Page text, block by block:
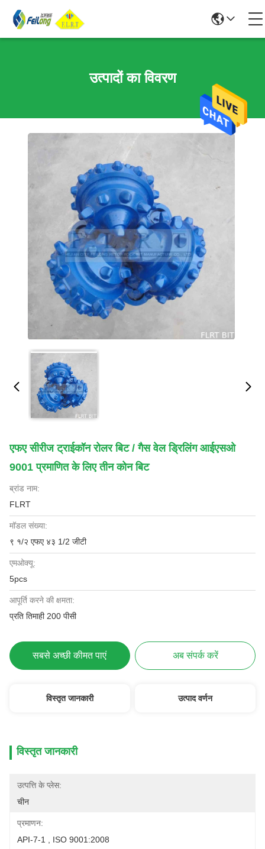
उत्पादों का विवरण
एफए सीरीज ट्राईकॉन रोलर बिट / गैस वेल ड्रिलिंग आईएसओ
9001 प्रमाणित के लिए तीन कोन बिट
ब्रांड नाम:
FLRT
मॉडल संख्या:
९ १/२ एफए ४३ 1/2 जीटी
एमओक्यू:
5pcs
आपूर्ति करने की क्षमता:
प्रति तिमाही 200 पीसी
सबसे अच्छी कीमत पाएं अब संपर्क करें
विस्तृत जानकारी उत्पाद वर्णन
विस्तृत जानकारी
उत्पत्ति के प्लेस:
चीन
प्रमाणन:
API-7-1 , ISO 9001:2008